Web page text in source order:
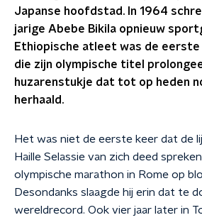
Japanse hoofdstad. In 1964
jarige Abebe Bikila opnieuw
Ethiopische atleet was de
die zijn olympische titel
huzarenstukje dat tot op heden
herhaald.
Het was niet de eerste keer dat de
Haille Selassie van zich deed
olympische marathon in Rome op
Desondanks slaagde hij erin dat te
wereldrecord. Ook vier jaar later in